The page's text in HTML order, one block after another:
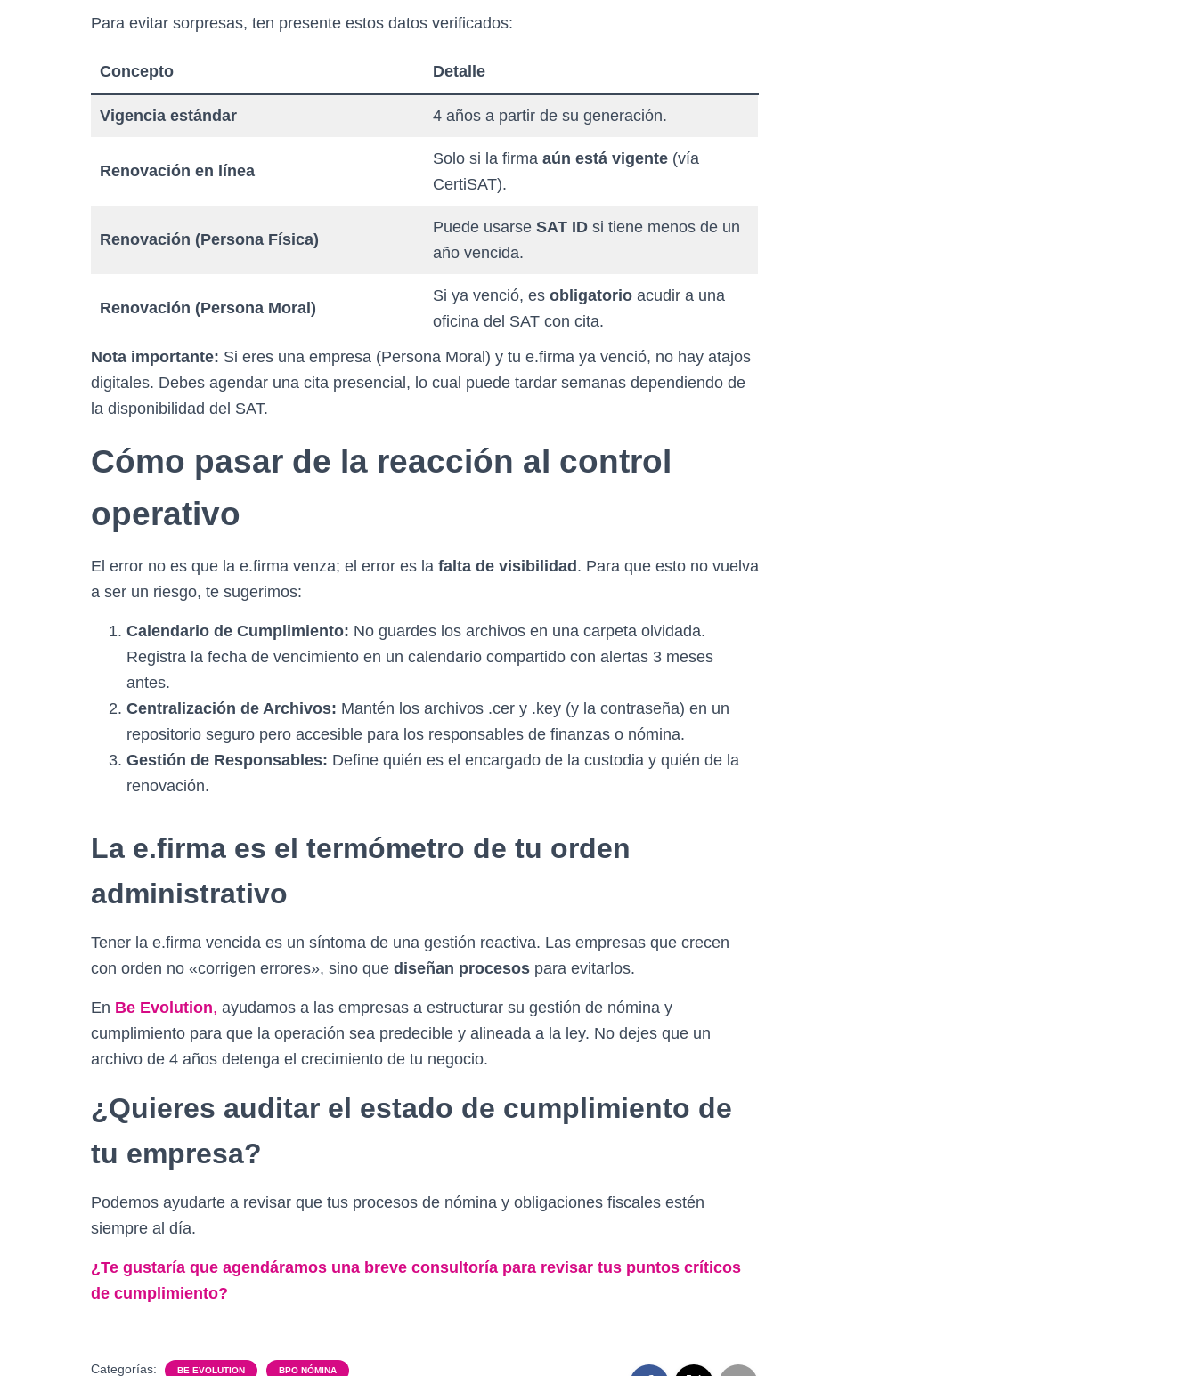
Para evitar sorpresas, ten presente estos datos verificados:
Concepto Detalle
Vigencia estándar 4 años a partir de su generación.
Renovación en línea
Solo si la firma aún está vigente (vía
CertiSAT).
Renovación (Persona Física)
Puede usarse SAT ID si tiene menos de un
año vencida.
Renovación (Persona Moral)
Si ya venció, es obligatorio acudir a una
oficina del SAT con cita.
Nota importante: Si eres una empresa (Persona Moral) y tu e.firma ya venció, no hay atajos
digitales. Debes agendar una cita presencial, lo cual puede tardar semanas dependiendo de
la disponibilidad del SAT.
Cómo pasar de la reacción al control
operativo
El error no es que la e.firma venza; el error es la falta de visibilidad . Para que esto no vuelva
a ser un riesgo, te sugerimos:
Calendario de Cumplimiento: No guardes los archivos en una carpeta olvidada.
Registra la fecha de vencimiento en un calendario compartido con alertas 3 meses
antes.
Centralización de Archivos: Mantén los archivos .cer y .key (y la contraseña) en un
repositorio seguro pero accesible para los responsables de finanzas o nómina.
Gestión de Responsables: Define quién es el encargado de la custodia y quién de la
renovación.
La e.firma es el termómetro de tu orden
administrativo
Tener la e.firma vencida es un síntoma de una gestión reactiva. Las empresas que crecen
con orden no «corrigen errores», sino que diseñan procesos para evitarlos.
En Be Evolution, ayudamos a las empresas a estructurar su gestión de nómina y
cumplimiento para que la operación sea predecible y alineada a la ley. No dejes que un
archivo de 4 años detenga el crecimiento de tu negocio.
¿Quieres auditar el estado de cumplimiento de
tu empresa?
Podemos ayudarte a revisar que tus procesos de nómina y obligaciones fiscales estén
siempre al día.
¿Te gustaría que agendáramos una breve consultoría para revisar tus puntos críticos
de cumplimiento?
Categorías: BE EVOLUTION BPO NÓMINA